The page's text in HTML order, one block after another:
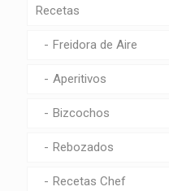
Recetas
Freidora de Aire
Aperitivos
Bizcochos
Rebozados
Recetas Chef